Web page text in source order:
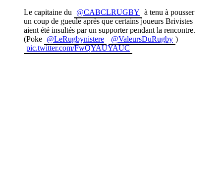
Le capitaine du
@CABCLRUGBY à tenu à pousser
un coup de gueule après que certains joueurs Brivistes
aient été insultés par un supporter pendant la rencontre.
(Poke @LeRugbynistere @ValeursDuRugby )
pic.twitter.com/FwQYAUYAUC